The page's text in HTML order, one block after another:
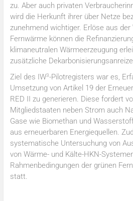
zu. Aber auch privaten
wird die Herkunft ihrer über Netze
zunehmend wichtiger. Erlöse aus
Fernwärme können die
klimaneutralen Wärmeerzeugung
zusätzliche
Ziel des IW3-Pilotregisters war es,
Umsetzung von Artikel 19 der
RED II zu generieren. Diese fordert
Mitgliedstaaten neben Strom auch
Gase wie Biomethan und
aus erneuerbaren Energiequellen.
systematische Untersuchung von
von Wärme- und Kälte-HKN-
Rahmenbedingungen der grünen
statt.